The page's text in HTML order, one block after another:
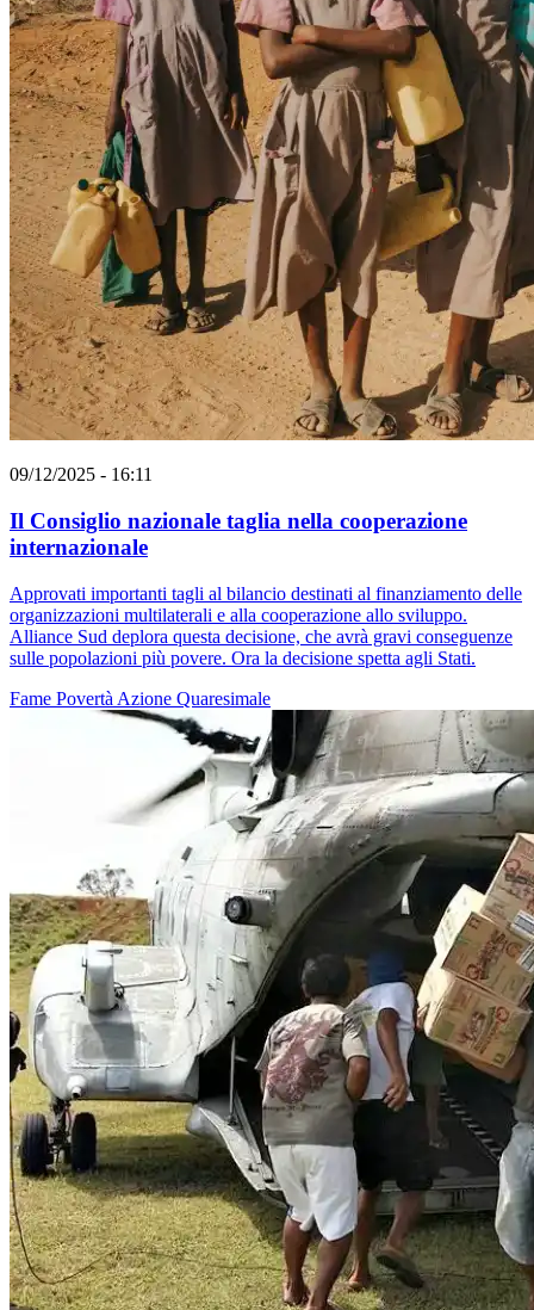
09/12/2025 - 16:11
Il Consiglio nazionale taglia nella cooperazione
internazionale
Approvati importanti tagli al bilancio destinati al finanziamento delle
organizzazioni multilaterali e alla cooperazione allo sviluppo.
Alliance Sud deplora questa decisione, che avrà gravi conseguenze
sulle popolazioni più povere. Ora la decisione spetta agli Stati.
Fame Povertà Azione Quaresimale